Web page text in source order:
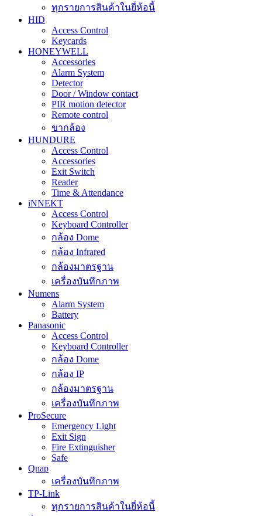
ทุกรายการสินค้าในยี่ห้อนี้
HID
Access Control
Keycards
HONEYWELL
Accessories
Alarm System
Detector
Door / Window contact
PIR motion detector
Remote control
ขากล้อง
HUNDURE
Access Control
Accessories
Exit Switch
Reader
Time & Attendance
iNNEKT
Access Control
Keyboard Controller
กล้อง Dome
กล้อง Infrared
กล้องมาตรฐาน
เครื่องบันทึกภาพ
Numens
Alarm System
Battery
Panasonic
Access Control
Keyboard Controller
กล้อง Dome
กล้อง IP
กล้องมาตรฐาน
เครื่องบันทึกภาพ
ProSecure
Emergency Light
Exit Sign
Fire Extinguisher
Safe
Qnap
เครื่องบันทึกภาพ
TP-Link
ทุกรายการสินค้าในยี่ห้อนี้